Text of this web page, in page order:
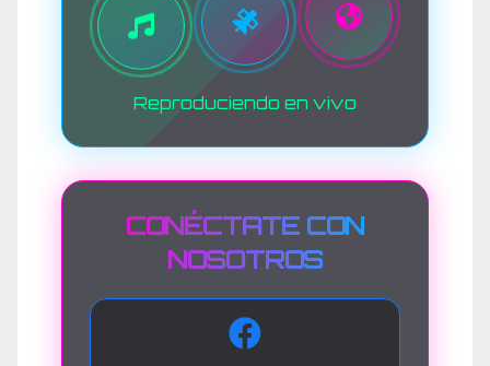
Reproduciendo en vivo
CONÉCTATE CON
NOSOTROS